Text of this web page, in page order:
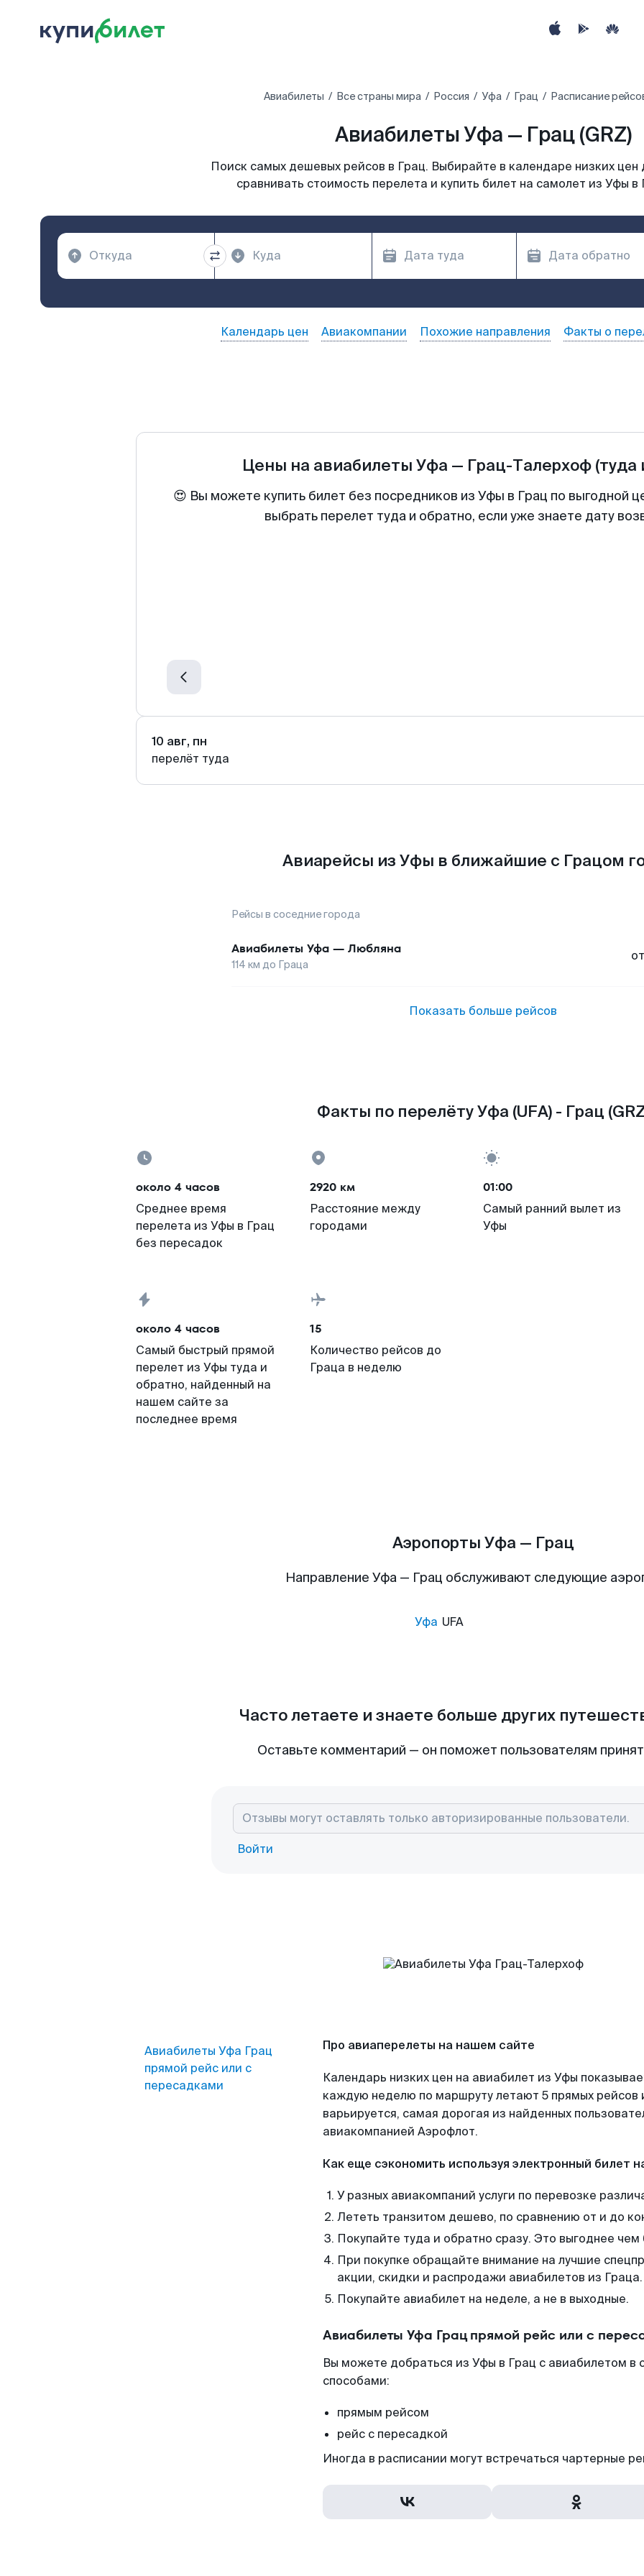
Авиабилеты Все страны мира Россия Уфа Грац Расписание
Авиабилеты Уфа — Грац (GRZ)
Поиск самых дешевых рейсов в Грац. Выбирайте в календаре низких цен
сравнивать стоимость перелета и купить билет на самолет из Уфы в
Календарь цен Авиакомпании Похожие направления Факты о
Цены на авиабилеты Уфа — Грац-Талерхоф (туда
😍 Вы можете купить билет без посредников из Уфы в Грац по выгодной
выбрать перелет туда и обратно, если уже знаете дату
10 авг, пн
перелёт туда
Авиарейсы из Уфы в ближайшие с Грацом
Рейсы в соседние города
Авиабилеты Уфа — Любляна
114 км до Граца
от
Показать больше рейсов
Факты по перелёту Уфа (UFA) - Грац
около 4 часов
Среднее время
перелета из Уфы в Грац
без пересадок
2920 км
Расстояние между
городами
01:00
Самый ранний вылет из
Уфы
около 4 часов
Самый быстрый прямой
перелет из Уфы туда и
обратно, найденный на
нашем сайте за
последнее время
15
Количество рейсов до
Граца в неделю
Аэропорты Уфа — Грац
Направление Уфа — Грац обслуживают следующие
Уфа UFA
Часто летаете и знаете больше других
Оставьте комментарий — он поможет пользователям
Войти
Авиабилеты Уфа Грац
прямой рейс или с
пересадками
Про авиаперелеты на нашем сайте
Календарь низких цен на авиабилет из Уфы
каждую неделю по маршруту летают 5 прямых рейсов
варьируется, самая дорогая из найденных
авиакомпанией Аэрофлот.
Как еще сэкономить используя электронный билет
У разных авиакомпаний услуги по перевозке
Лететь транзитом дешево, по сравнению от и до
Покупайте туда и обратно сразу. Это выгоднее
При покупке обращайте внимание на лучшие
акции, скидки и распродажи авиабилетов из Граца.
Покупайте авиабилет на неделе, а не в выходные.
Авиабилеты Уфа Грац прямой рейс или с
Вы можете добраться из Уфы в Грац с авиабилетом в
способами:
прямым рейсом
рейс с пересадкой
Иногда в расписании могут встречаться чартерные